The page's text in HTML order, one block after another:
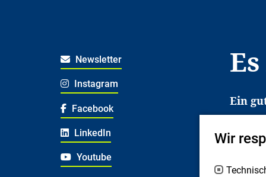
Newsletter
Instagram
Facebook
LinkedIn
Youtube
Ein
Es
Wir